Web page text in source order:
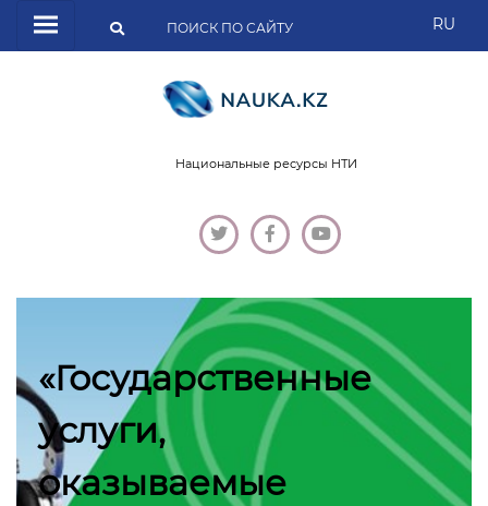
RU
Национальные ресурсы НТИ
«Государственные
услуги,
оказываемые